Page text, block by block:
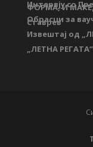
ФОРМА, И
Интервју со
Ставрев
Обрасци за
Извештај од
„ЛЕТНА РЕГАТА“